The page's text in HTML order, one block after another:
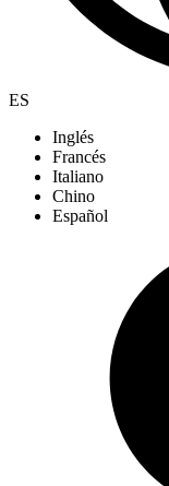
ES
Inglés
Francés
Italiano
Chino
Español